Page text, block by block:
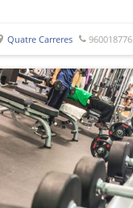
Quatre Carreres 960018776